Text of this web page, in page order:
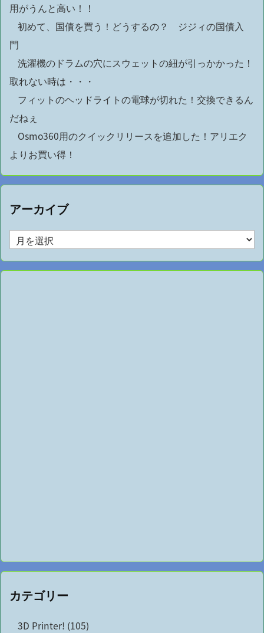
用がうんと高い！！
初めて、国債を買う！どうするの？ ジジィの国債入
門
洗濯機のドラムの穴にスウェットの紐が引っかかった！
取れない時は・・・
フィットのヘッドライトの電球が切れた！交換できるん
だねぇ
Osmo360用のクイックリリースを追加した！アリエク
よりお買い得！
アーカイブ
ー
カ
カテゴリー
3D Printer! (105)